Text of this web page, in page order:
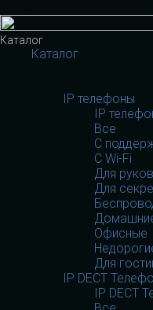
Каталог
Каталог
IP телефоны
IP
Все
С
C Wi-Fi
Для
Для
Офисные
Для
IP DECT
IP DECT